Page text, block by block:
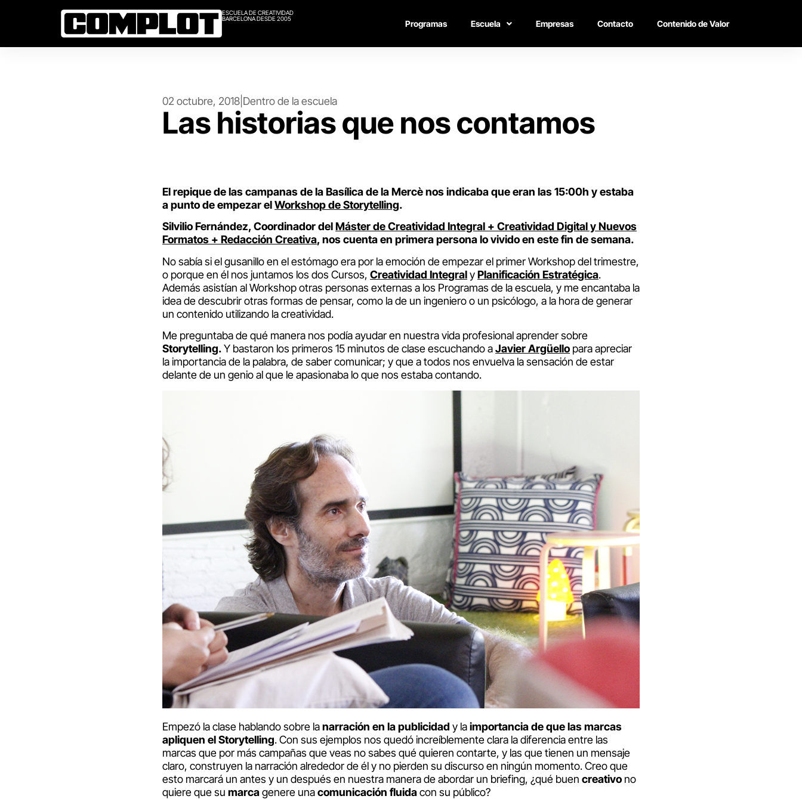
ESCUELA DE CREATIVIDAD
BARCELONA DESDE 2005
Programas Escuela Empresas Contacto Contenido de Valor
02 octubre, 2018 Dentro de la escuela
Las historias que nos contamos
El repique de las campanas de la Basílica de la Mercè nos indicaba que eran las 15:00h y estaba
a punto de empezar elWorkshop de Storytelling.
Silvilio Fernández, Coordinador delMáster de Creatividad Integral + Creatividad Digital y Nuevos
Formatos + Redacción Creativa, nos cuenta en primera persona lo vivido en este fin de semana.
No sabía si el gusanillo en el estómago era por la emoción de empezar el primer Workshop del trimestre,
o porque en él nos juntamos los dos Cursos, Creatividad IntegralyPlanificación Estratégica.
Además asistían al Workshop otras personas externas a los Programas de la escuela, y me encantaba la
idea de descubrir otras formas de pensar, como la de un ingeniero o un psicólogo, a la hora de generar
un contenido utilizando la creatividad.
Me preguntaba de qué manera nos podía ayudar en nuestra vida profesional aprender sobre
Storytelling.Y bastaron los primeros 15 minutos de clase escuchando aJavier Argüello para apreciar
la importancia de la palabra, de saber comunicar; y que a todos nos envuelva la sensación de estar
delante de un genio al que le apasionaba lo que nos estaba contando.
Empezó la clase hablando sobre lanarración en la publicidad y laimportancia de que las marcas
apliquen el Storytelling. Con sus ejemplos nos quedó increíblemente clara la diferencia entre las
marcas que por más campañas que veas no sabes qué quieren contarte, y las que tienen un mensaje
claro, construyen la narración alrededor de él y no pierden su discurso en ningún momento. Creo que
esto marcará un antes y un después en nuestra manera de abordar un briefing, ¿qué buen creativo no
quiere que su marcagenere unacomunicación fluidacon su público?